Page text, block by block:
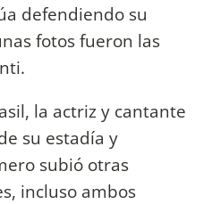
defendiendo su
fotos fueron las
la actriz y cantante
su estadía y
subió otras
incluso ambos